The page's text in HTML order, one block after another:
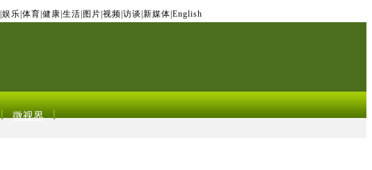
娱乐 体育 健康 生活 图片 视频 访谈 新媒体 English
微视界